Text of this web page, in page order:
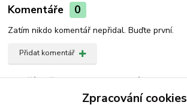
Komentáře 0
Zatím nikdo komentář nepřidal. Buďte první.
Přidat komentář
Zboží zařazeno v kategoriích
Zpracování cookies